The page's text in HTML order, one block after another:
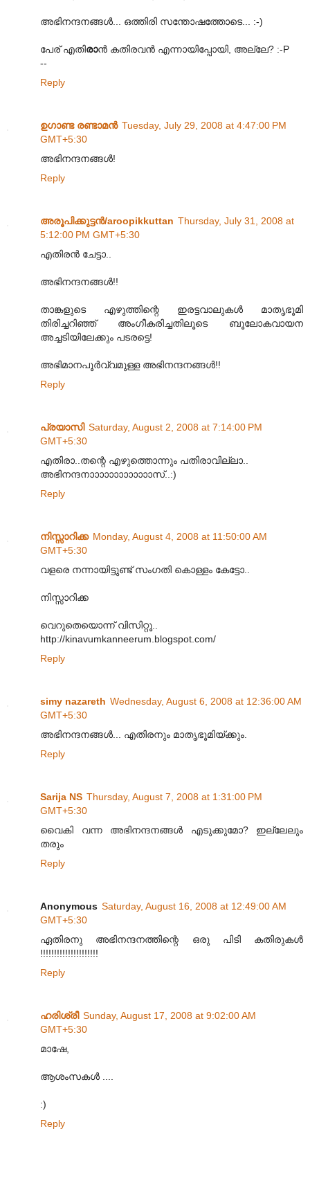
അഭിനന്ദനങ്ങൾ... ഒത്തിരി സന്തോഷത്തോടെ... :-)
പേര് എതിരാൻ കതിരവൻ എന്നായിപ്പോയി, അല്ലേ? :-P
--
Reply
ഉഗാണ്ട രണ്ടാമന്‍ Tuesday, July 29, 2008 at 4:47:00 PM
GMT+5:30
അഭിനന്ദനങ്ങള്‍!
Reply
അരൂപിക്കുട്ടന്‍/aroopikkuttan Thursday, July 31, 2008 at
5:12:00 PM GMT+5:30
എതിരന്‍ ചേട്ടാ..
അഭിനന്ദനങ്ങള്‍!!
താങ്കളുടെ എഴുത്തിന്റെ ഇരട്ടവാലുകള്‍ മാതൃഭൂമി
തിരിച്ചറിഞ്ഞ് അംഗീകരിച്ചതിലൂടെ ബൂലോകവായന
അച്ചടിയിലേക്കും പടരട്ടെ!
അഭിമാനപൂര്‍വ്വമുള്ള അഭിനന്ദനങ്ങള്‍!!
Reply
പ്രയാസി Saturday, August 2, 2008 at 7:14:00 PM
GMT+5:30
എതിരാ..തന്റെ എഴുത്തൊന്നും പതിരാവില്ലാ..
അഭിനന്ദനാ‍ാ‍ാ‍ാ‍ാ‍ാ‍ാ‍ാ‍ാ‍ാ‍ാ‍ാ‍ാസ്..:)
Reply
നിസ്സാറിക്ക Monday, August 4, 2008 at 11:50:00 AM
GMT+5:30
വളരെ നന്നായിട്ടുണ്ട് സംഗതി കൊള്ളം കേട്ടോ..
നിസ്സാറിക്ക
വെറുതെയൊന്ന് വിസിറ്റൂ..
http://kinavumkanneerum.blogspot.com/
Reply
simy nazareth Wednesday, August 6, 2008 at 12:36:00 AM
GMT+5:30
അഭിനന്ദനങ്ങള്‍... എതിരനും മാതൃഭൂമിയ്ക്കും.
Reply
Sarija NS Thursday, August 7, 2008 at 1:31:00 PM
GMT+5:30
വൈകി വന്ന അഭിനന്ദനങ്ങള്‍ എടുക്കുമോ? ഇല്ലേലും
തരും
Reply
Anonymous Saturday, August 16, 2008 at 12:49:00 AM
GMT+5:30
ഏതിരനു അഭിനന്ദനത്തിന്റെ ഒരു പിടി കതിരുകള്‍
!!!!!!!!!!!!!!!!!!!!!
Reply
ഹരിശ്രീ Sunday, August 17, 2008 at 9:02:00 AM
GMT+5:30
മാഷേ,
ആശംസകള്‍ ....
:)
Reply